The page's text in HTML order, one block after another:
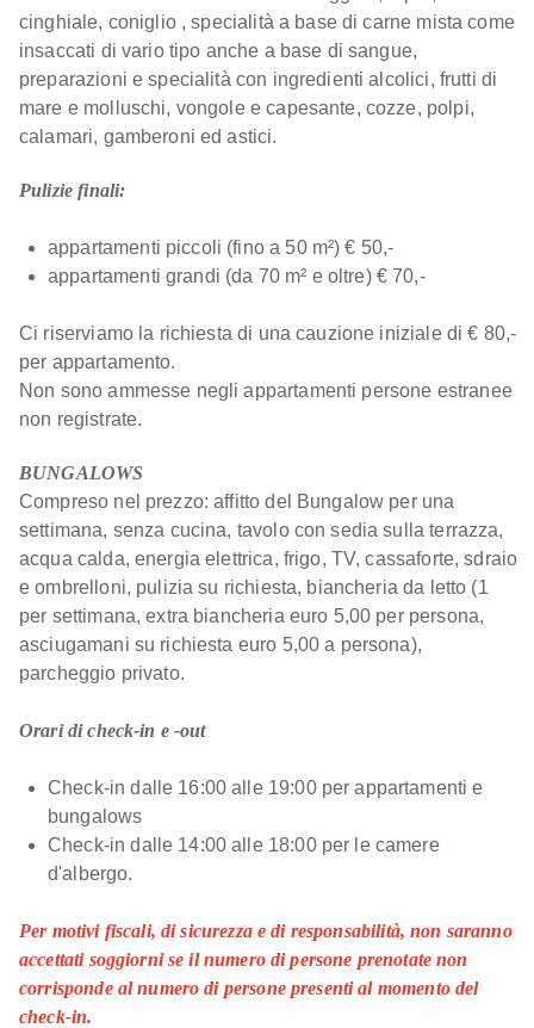
cinghiale, coniglio , specialità a base di carne mista come
insaccati di vario tipo anche a base di sangue,
preparazioni e specialità con ingredienti alcolici, frutti di
mare e molluschi, vongole e capesante, cozze, polpi,
calamari, gamberoni ed astici.
Pulizie finali:
appartamenti piccoli (fino a 50 m²) € 50,-
appartamenti grandi (da 70 m² e oltre) € 70,-
Ci riserviamo la richiesta di una cauzione iniziale di € 80,-
per appartamento.
Non sono ammesse negli appartamenti persone estranee
non registrate.
BUNGALOWS
Compreso nel prezzo: affitto del Bungalow per una
settimana, senza cucina, tavolo con sedia sulla terrazza,
acqua calda, energia elettrica, frigo, TV, cassaforte, sdraio
e ombrelloni, pulizia su richiesta, biancheria da letto (1
per settimana, extra biancheria euro 5,00 per persona,
asciugamani su richiesta euro 5,00 a persona),
parcheggio privato.
Orari di check-in e -out
Check-in dalle 16:00 alle 19:00 per appartamenti e
bungalows
Check-in dalle 14:00 alle 18:00 per le camere
d'albergo.
Per motivi fiscali, di sicurezza e di responsabilità, non saranno
accettati soggiorni se il numero di persone prenotate non
corrisponde al numero di persone presenti al momento del
check-in.